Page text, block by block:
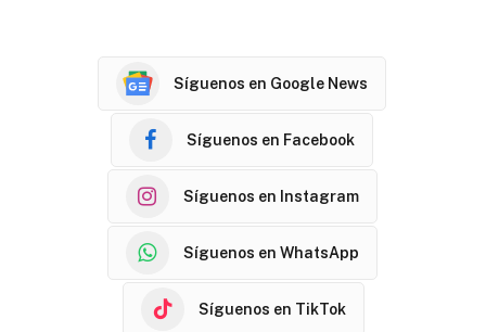
Síguenos en Google News
Síguenos en Facebook
Síguenos en Instagram
Síguenos en WhatsApp
Síguenos en TikTok